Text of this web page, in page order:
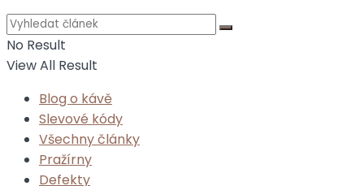
No Result
View All Result
Blog o kávě
Slevové kódy
Všechny články
Pražírny
Defekty